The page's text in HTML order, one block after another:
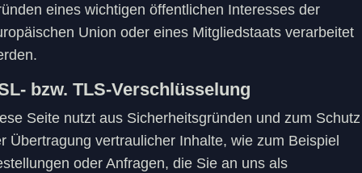
eines wichtigen öffentlichen Interesses der
Union oder eines Mitgliedstaats verarbeitet
bzw. TLS-Verschlüsselung
Seite nutzt aus Sicherheitsgründen und zum Schutz
Übertragung vertraulicher Inhalte, wie zum Beispiel
oder Anfragen, die Sie an uns als